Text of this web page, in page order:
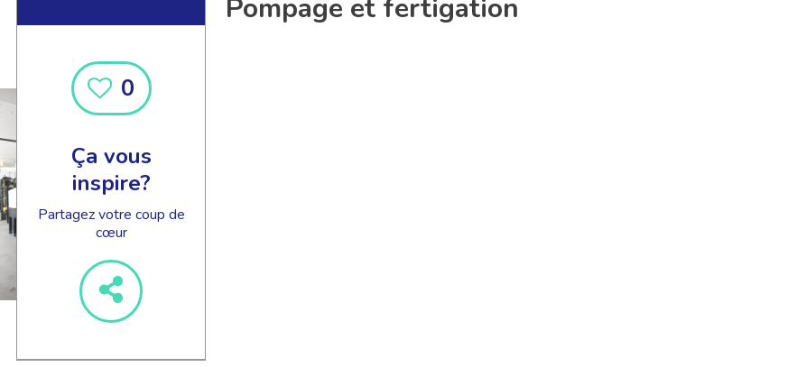
0
Ça vous
inspire?
Partagez votre coup de
cœur
Pompage et fertigation